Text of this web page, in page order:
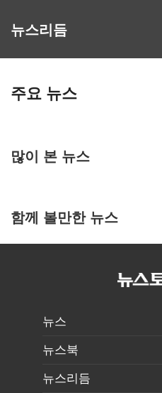
뉴스리듬
주요 뉴스
많이 본 뉴스
함께 볼만한 뉴스
뉴스
뉴스북
뉴스리듬